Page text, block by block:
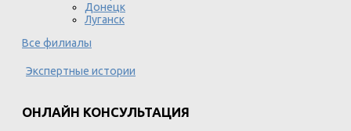
Донецк
Луганск
Все филиалы
Экспертные истории
ОНЛАЙН КОНСУЛЬТАЦИЯ